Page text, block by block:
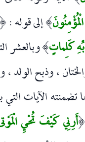
)إلى قوله : (
كَلِماتٍ)وبالعشر
، وذبح الولد ،
تضمنته الآيات
(أَرِنِي كَيْفَ تُحْيِ